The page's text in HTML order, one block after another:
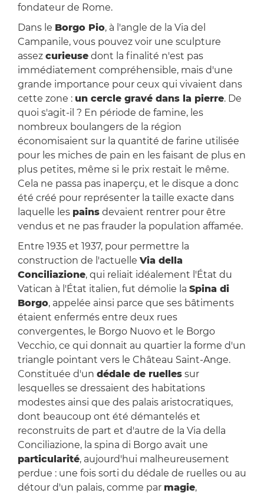
fondateur de Rome.
Dans le Borgo Pio, à l'angle de la Via del
Campanile, vous pouvez voir une sculpture
assez curieusedont la finalité n'est pas
immédiatement compréhensible, mais d'une
grande importance pour ceux qui vivaient dans
cette zone : un cercle gravé dans la pierre. De
quoi s'agit-il ? En période de famine, les
nombreux boulangers de la région
économisaient sur la quantité de farine utilisée
pour les miches de pain en les faisant de plus en
plus petites, même si le prix restait le même.
Cela ne passa pas inaperçu, et le disque a donc
été créé pour représenter la taille exacte dans
laquelle les painsdevaient rentrer pour être
vendus et ne pas frauder la population affamée.
Entre 1935 et 1937, pour permettre la
construction de l'actuelle Via della
Conciliazione, qui reliait idéalement l'État du
Vatican à l'État italien, fut démolie la Spina di
Borgo, appelée ainsi parce que ses bâtiments
étaient enfermés entre deux rues
convergentes, le Borgo Nuovo et le Borgo
Vecchio, ce qui donnait au quartier la forme d'un
triangle pointant vers le Château Saint-Ange.
Constituée d'un dédale de ruellessur
lesquelles se dressaient des habitations
modestes ainsi que des palais aristocratiques,
dont beaucoup ont été démantelés et
reconstruits de part et d'autre de la Via della
Conciliazione, la spina di Borgo avait une
particularité, aujourd'hui malheureusement
perdue : une fois sorti du dédale de ruelles ou au
détour d'un palais, comme par magie,